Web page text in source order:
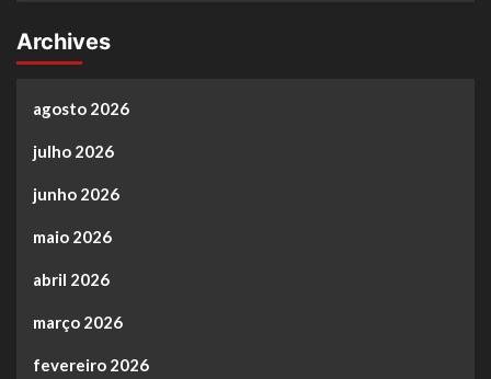
Archives
agosto 2026
julho 2026
junho 2026
maio 2026
abril 2026
março 2026
fevereiro 2026